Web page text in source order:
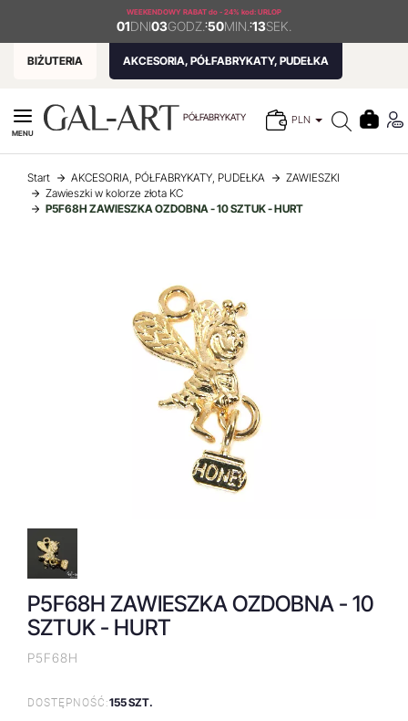
WEEKENDOWY RABAT do - 24% kod: URLOP
01DNI03GODZ. :50MIN. :13SEK.
BIŻUTERIA AKCESORIA, PÓŁFABRYKATY, PUDEŁKA
PÓŁFABRYKATY PLN
MENU
Start AKCESORIA, PÓŁFABRYKATY, PUDEŁKA
ZAWIESZKI
Zawieszki w kolorze złota KC
P5F68H ZAWIESZKA OZDOBNA - 10 SZTUK - HURT
P5F68H ZAWIESZKA OZDOBNA - 10
SZTUK - HURT
P5F68H
DOSTĘPNOŚĆ:155 SZT.